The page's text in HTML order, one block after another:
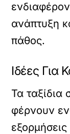
ανάπτυξη
πάθος.
Ιδέες Για
Τα ταξίδια
φέρνουν